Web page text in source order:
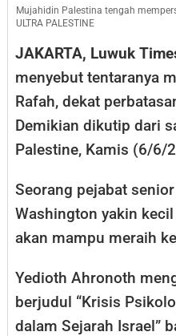
Mujahidin Palestina tengah
ULTRA PALESTINE
JAKARTA, Luwuk
menyebut tentaranya
Rafah, dekat
Demikian dikutip dari
Palestine, Kamis (6/6/
Seorang pejabat
Washington yakin
akan mampu meraih
Yedioth Ahronoth
berjudul “Krisis
dalam Sejarah Israel”